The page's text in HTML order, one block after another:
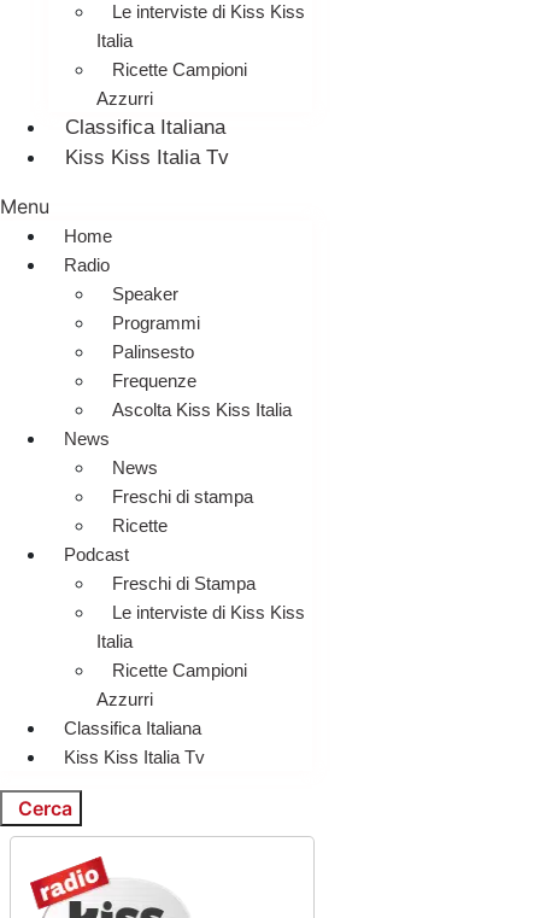
Le interviste di Kiss Kiss
Italia
Ricette Campioni
Azzurri
Classifica Italiana
Kiss Kiss Italia Tv
Menu
Home
Radio
Speaker
Programmi
Palinsesto
Frequenze
Ascolta Kiss Kiss Italia
News
News
Freschi di stampa
Ricette
Podcast
Freschi di Stampa
Le interviste di Kiss Kiss
Italia
Ricette Campioni
Azzurri
Classifica Italiana
Kiss Kiss Italia Tv
Cerca